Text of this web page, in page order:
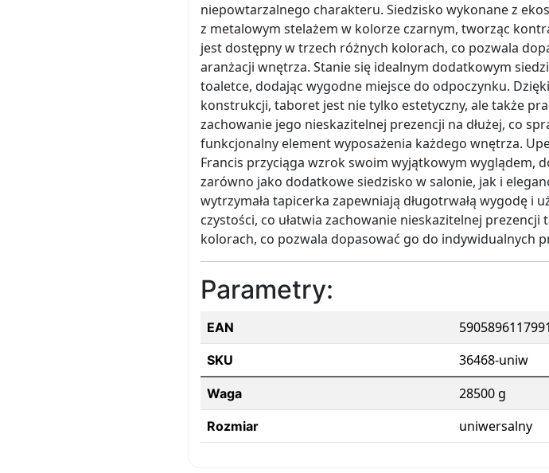
niepowtarzalnego charakteru. Siedzisko wykonane z
z metalowym stelażem w kolorze czarnym, tworząc
jest dostępny w trzech różnych kolorach, co pozwala
aranżacji wnętrza. Stanie się idealnym dodatkowym
toaletce, dodając wygodne miejsce do odpoczynku.
konstrukcji, taboret jest nie tylko estetyczny, ale także
zachowanie jego nieskazitelnej prezencji na dłużej, co
funkcjonalny element wyposażenia każdego wnętrza.
Francis przyciąga wzrok swoim wyjątkowym wyglądem,
zarówno jako dodatkowe siedzisko w salonie, jak i
wytrzymała tapicerka zapewniają długotrwałą wygodę i
czystości, co ułatwia zachowanie nieskazitelnej
kolorach, co pozwala dopasować go do indywidualnych
Parametry:
EAN 5905896117991
SKU 36468-uniw
Waga 28500 g
Rozmiar uniwersalny